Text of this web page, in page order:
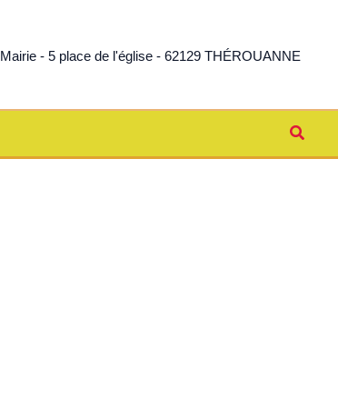
Mairie - 5 place de l'église - 62129 THÉROUANNE